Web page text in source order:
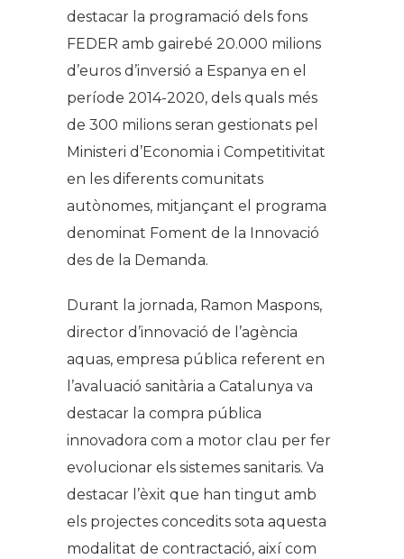
destacar la programació dels fons
FEDER amb gairebé 20.000 milions
d’euros d’inversió a Espanya en el
període 2014-2020, dels quals més
de 300 milions seran gestionats pel
Ministeri d’Economia i Competitivitat
en les diferents comunitats
autònomes, mitjançant el programa
denominat Foment de la Innovació
des de la Demanda.
Durant la jornada, Ramon Maspons,
director d’innovació de l’agència
aquas, empresa pública referent en
l’avaluació sanitària a Catalunya va
destacar la compra pública
innovadora com a motor clau per fer
evolucionar els sistemes sanitaris. Va
destacar l’èxit que han tingut amb
els projectes concedits sota aquesta
modalitat de contractació, així com